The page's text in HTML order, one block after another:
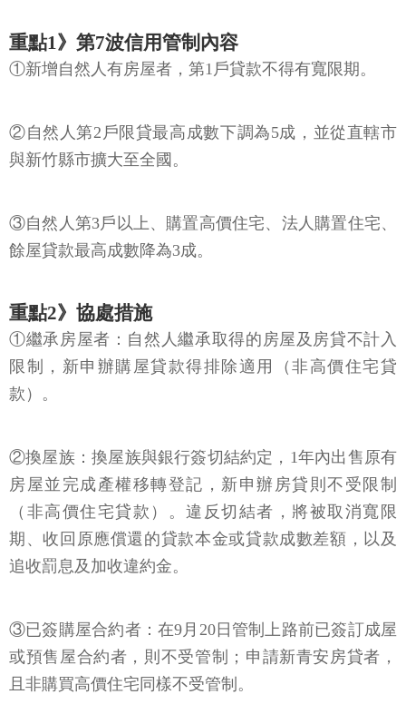
重點1》第7波信用管制內容
①新增自然人有房屋者，第1戶貸款不得有寬限期。
②自然人第2戶限貸最高成數下調為5成，並從直轄市
與新竹縣市擴大至全國。
③自然人第3戶以上、購置高價住宅、法人購置住宅、
餘屋貸款最高成數降為3成。
重點2》協處措施
①繼承房屋者：自然人繼承取得的房屋及房貸不計入
限制，新申辦購屋貸款得排除適用（非高價住宅貸
款）。
②換屋族：換屋族與銀行簽切結約定，1年內出售原有
房屋並完成產權移轉登記，新申辦房貸則不受限制
（非高價住宅貸款）。違反切結者，將被取消寬限
期、收回原應償還的貸款本金或貸款成數差額，以及
追收罰息及加收違約金。
③已簽購屋合約者：在9月20日管制上路前已簽訂成屋
或預售屋合約者，則不受管制；申請新青安房貸者，
且非購買高價住宅同樣不受管制。